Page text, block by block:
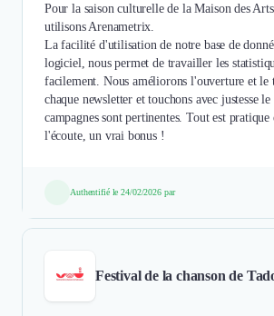
Pour la saison culturelle de la Maison des
utilisons Arenametrix.
La facilité d'utilisation de notre base de
logiciel, nous permet de travailler les
facilement. Nous améliorons l'ouverture et le
chaque newsletter et touchons avec justesse
campagnes sont pertinentes. Tout est pratique
l'écoute, un vrai bonus !
Authentifié le 24/02/2026 par
Festival de la chanson de